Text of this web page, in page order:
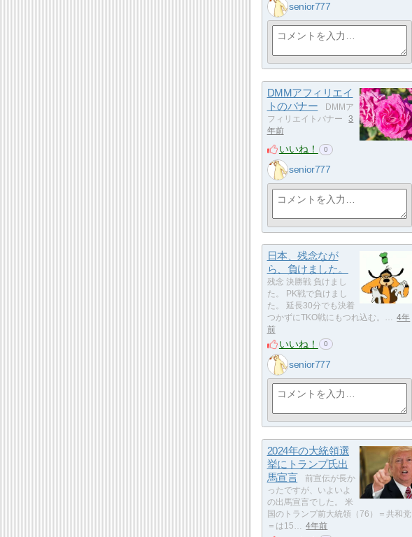
senior777
DMMアフィリエイ
トのバナー
DMMア
フィリエイトバナー
3
年前
いいね！ 0
senior777
日本、残念なが
ら、負けました。
残念 決勝戦 負けまし
た。 PK戦で負けまし
た。 延長30分でも決着
つかずにTKO戦にもつれ込む。… 4年
前
いいね！ 0
senior777
2024年の大統領選
挙にトランプ氏出
馬宣言
前宣伝が長か
ったですが、いよいよ
の出馬宣言でした。 米
国のトランプ前大統領（76）＝共和党
＝は15… 4年前